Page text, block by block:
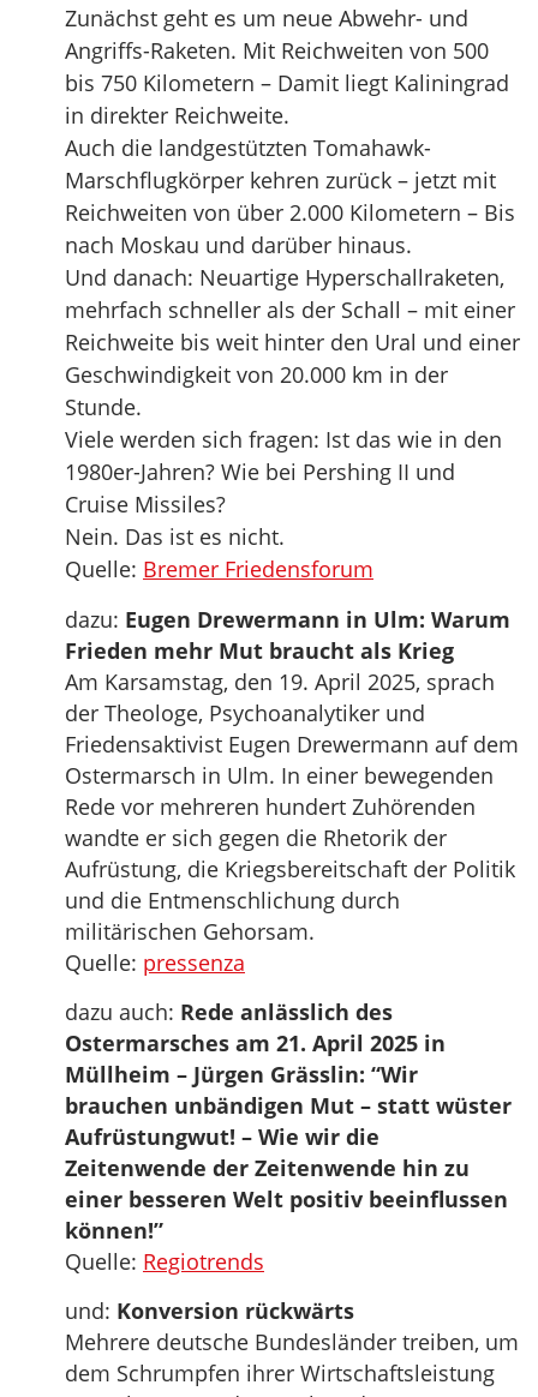
Zunächst geht es um neue Abwehr- und
Angriffs-Raketen. Mit Reichweiten von 500
bis 750 Kilometern – Damit liegt Kaliningrad
in direkter Reichweite.
Auch die landgestützten Tomahawk-
Marschflugkörper kehren zurück – jetzt mit
Reichweiten von über 2.000 Kilometern – Bis
nach Moskau und darüber hinaus.
Und danach: Neuartige Hyperschallraketen,
mehrfach schneller als der Schall – mit einer
Reichweite bis weit hinter den Ural und einer
Geschwindigkeit von 20.000 km in der
Stunde.
Viele werden sich fragen: Ist das wie in den
1980er-Jahren? Wie bei Pershing II und
Cruise Missiles?
Nein. Das ist es nicht.
Quelle: Bremer Friedensforum
dazu: Eugen Drewermann in Ulm: Warum
Frieden mehr Mut braucht als Krieg
Am Karsamstag, den 19. April 2025, sprach
der Theologe, Psychoanalytiker und
Friedensaktivist Eugen Drewermann auf dem
Ostermarsch in Ulm. In einer bewegenden
Rede vor mehreren hundert Zuhörenden
wandte er sich gegen die Rhetorik der
Aufrüstung, die Kriegsbereitschaft der Politik
und die Entmenschlichung durch
militärischen Gehorsam.
Quelle: pressenza
dazu auch: Rede anlässlich des
Ostermarsches am 21. April 2025 in
Müllheim – Jürgen Grässlin: “Wir
brauchen unbändigen Mut – statt wüster
Aufrüstungwut! – Wie wir die
Zeitenwende der Zeitenwende hin zu
einer besseren Welt positiv beeinflussen
können!”
Quelle: Regiotrends
und: Konversion rückwärts
Mehrere deutsche Bundesländer treiben, um
dem Schrumpfen ihrer Wirtschaftsleistung